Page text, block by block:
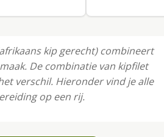
kip gerecht) combineert
De combinatie van kipfilet
verschil. Hieronder vind je alle
op een rij.